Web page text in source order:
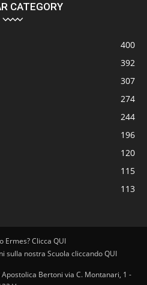
CATEGORY
400
392
307
274
244
196
120
115
113
Ermes? Clicca QUI
sulla nostra Scuola cliccando QUI
Bertoni via C. Montanari, 1 -